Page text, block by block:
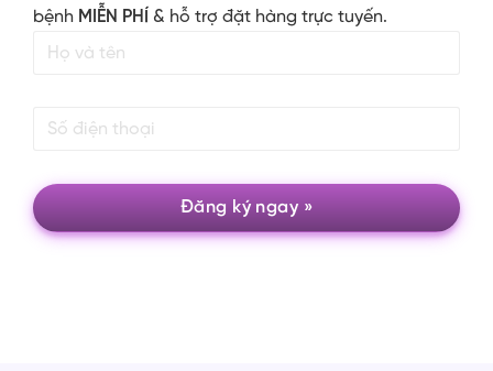
bệnh MIỄN PHÍ & hỗ trợ đặt hàng trực tuyến.